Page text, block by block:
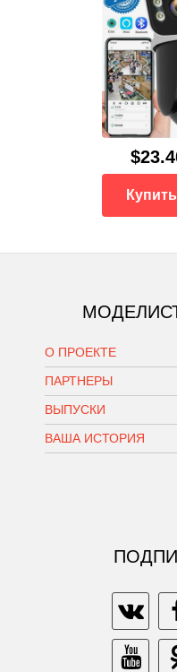
О ПРОЕКТЕ
ПАРТНЕРЫ
ВЫПУСКИ
ВАША ИСТОРИЯ